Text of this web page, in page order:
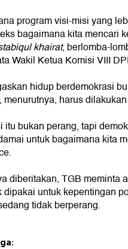
program visi-misi yang
bagaimana kita mencari
khairat, berlomba-
Wakil Ketua Komisi VIII
hidup berdemokrasi
menurutnya, harus
itu bukan perang, tapi
untuk bagaimana kita
diberitakan, TGB meminta
dipakai untuk kepentingan
tidak berperang.